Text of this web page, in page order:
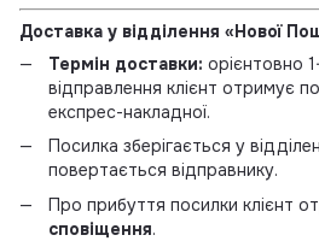
Доставка у відділення «Нової
Термін доставки: орієнтовно
відправлення клієнт отримує
експрес-накладної.
Посилка зберігається у
повертається відправнику.
Про прибуття посилки клієнт
сповіщення.